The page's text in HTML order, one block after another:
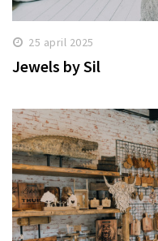
25 april 2025
Jewels by Sil